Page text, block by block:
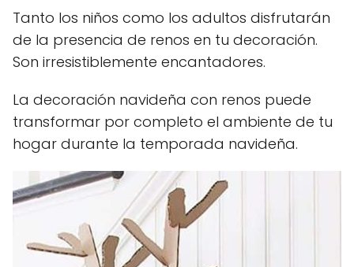
Tanto los niños como los adultos disfrutarán
de la presencia de renos en tu decoración.
Son irresistiblemente encantadores.
La decoración navideña con renos puede
transformar por completo el ambiente de tu
hogar durante la temporada navideña.